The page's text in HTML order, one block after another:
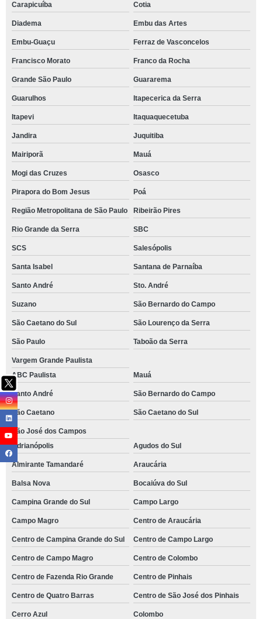
Carapicuíba Cotia
Diadema Embu das Artes
Embu-Guaçu Ferraz de Vasconcelos
Francisco Morato Franco da Rocha
Grande São Paulo Guararema
Guarulhos Itapecerica da Serra
Itapevi Itaquaquecetuba
Jandira Juquitiba
Mairiporã Mauá
Mogi das Cruzes Osasco
Pirapora do Bom Jesus Poá
Região Metropolitana de São Paulo Ribeirão Pires
Rio Grande da Serra SBC
SCS Salesópolis
Santa Isabel Santana de Parnaíba
Santo André Sto. André
Suzano São Bernardo do Campo
São Caetano do Sul São Lourenço da Serra
São Paulo Taboão da Serra
Vargem Grande Paulista
ABC Paulista
Mauá
Santo André São Bernardo do Campo
São Caetano São Caetano do Sul
São José dos Campos
Adrianópolis
Agudos do Sul
Almirante Tamandaré Araucária
Balsa Nova Bocaiúva do Sul
Campina Grande do Sul Campo Largo
Campo Magro Centro de Araucária
Centro de Campina Grande do Sul Centro de Campo Largo
Centro de Campo Magro Centro de Colombo
Centro de Fazenda Rio Grande Centro de Pinhais
Centro de Quatro Barras Centro de São José dos Pinhais
Cerro Azul Colombo